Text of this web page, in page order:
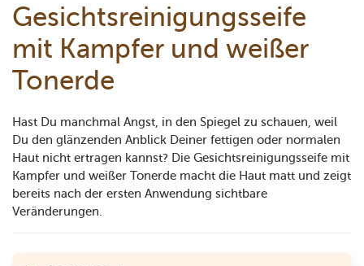
Gesichtsreinigungsseife
mit Kampfer und weißer
Tonerde
Hast Du manchmal Angst, in den Spiegel zu schauen, weil
Du den glänzenden Anblick Deiner fettigen oder normalen
Haut nicht ertragen kannst? Die Gesichtsreinigungsseife mit
Kampfer und weißer Tonerde macht die Haut matt und zeigt
bereits nach der ersten Anwendung sichtbare
Veränderungen.